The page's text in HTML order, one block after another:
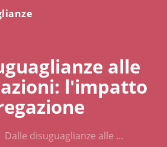
alle
l'impatto
Dalle disuguaglianze alle …